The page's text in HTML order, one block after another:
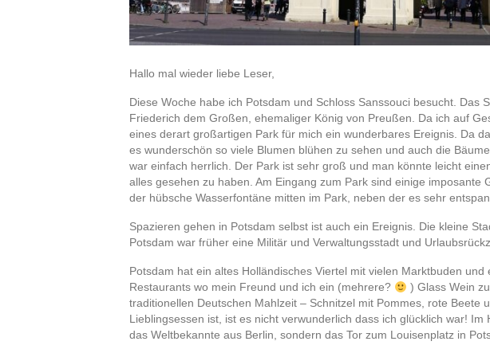
Hallo mal wieder liebe Leser,
Diese Woche habe ich Potsdam und Schloss Sanssouci besucht. Das
Friederich dem Großen, ehemaliger König von Preußen. Da ich auf
eines derart großartigen Park für mich ein wunderbares Ereignis. Da
es wunderschön so viele Blumen blühen zu sehen und auch die
war einfach herrlich. Der Park ist sehr groß und man könnte leicht
alles gesehen zu haben. Am Eingang zum Park sind einige imposante
der hübsche Wasserfontäne mitten im Park, neben der es sehr
Spazieren gehen in Potsdam selbst ist auch ein Ereignis. Die kleine
Potsdam war früher eine Militär und Verwaltungsstadt und
Potsdam hat ein altes Holländisches Viertel mit vielen Marktbuden
Restaurants wo mein Freund und ich ein (mehrere?
) Glass Wein
traditionellen Deutschen Mahlzeit – Schnitzel mit Pommes, rote Beete
Lieblingsessen ist, ist es nicht verwunderlich dass ich glücklich war!
das Weltbekannte aus Berlin, sondern das Tor zum Louisenplatz in